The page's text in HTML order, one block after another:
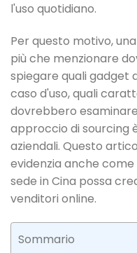
l'uso quotidiano.
Per questo motivo,
più che menzionare
spiegare quali gadget
caso d'uso, quali
dovrebbero
approccio di sourcing
aziendali. Questo
evidenzia anche
sede in Cina possa
venditori online.
Sommario